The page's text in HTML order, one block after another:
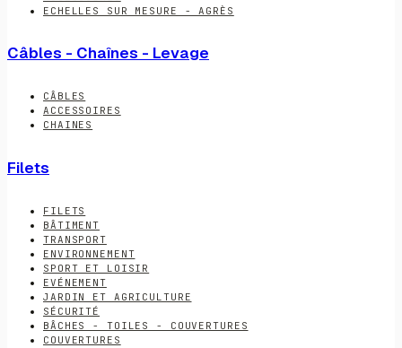
ECHELLES SUR MESURE - AGRÈS
Câbles - Chaînes - Levage
CÂBLES
ACCESSOIRES
CHAINES
Filets
FILETS
BÂTIMENT
TRANSPORT
ENVIRONNEMENT
SPORT ET LOISIR
EVÉNEMENT
JARDIN ET AGRICULTURE
SÉCURITÉ
BÂCHES - TOILES - COUVERTURES
COUVERTURES